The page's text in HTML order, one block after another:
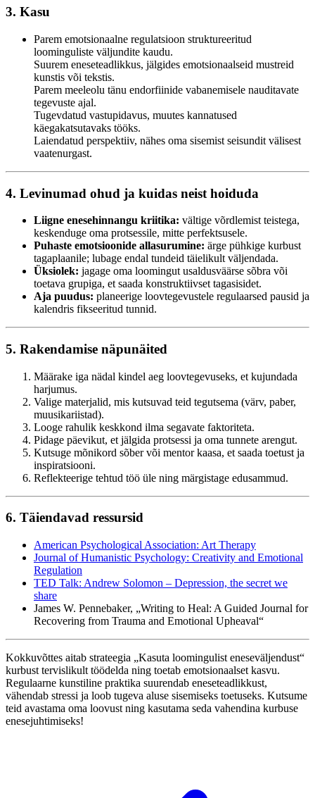
3. Kasu
Parem emotsionaalne regulatsioon struktureeritud
loominguliste väljundite kaudu.
Suurem eneseteadlikkus, jälgides emotsionaalseid mustreid
kunstis või tekstis.
Parem meeleolu tänu endorfiinide vabanemisele nauditavate
tegevuste ajal.
Tugevdatud vastupidavus, muutes kannatused
käegakatsutavaks tööks.
Laiendatud perspektiiv, nähes oma sisemist seisundit välisest
vaatenurgast.
4. Levinumad ohud ja kuidas neist hoiduda
Liigne enesehinnangu kriitika: vältige võrdlemist teistega,
keskenduge oma protsessile, mitte perfektsusele.
Puhaste emotsioonide allasurumine: ärge pühkige kurbust
tagaplaanile; lubage endal tundeid täielikult väljendada.
Üksiolek: jagage oma loomingut usaldusväärse sõbra või
toetava grupiga, et saada konstruktiivset tagasisidet.
Aja puudus: planeerige loovtegevustele regulaarsed pausid ja
kalendris fikseeritud tunnid.
5. Rakendamise näpunäited
Määrake iga nädal kindel aeg loovtegevuseks, et kujundada
harjumus.
Valige materjalid, mis kutsuvad teid tegutsema (värv, paber,
muusikariistad).
Looge rahulik keskkond ilma segavate faktoriteta.
Pidage päevikut, et jälgida protsessi ja oma tunnete arengut.
Kutsuge mõnikord sõber või mentor kaasa, et saada toetust ja
inspiratsiooni.
Reflekteerige tehtud töö üle ning märgistage edusammud.
6. Täiendavad ressursid
American Psychological Association: Art Therapy
Journal of Humanistic Psychology: Creativity and Emotional
Regulation
TED Talk: Andrew Solomon – Depression, the secret we
share
James W. Pennebaker, „Writing to Heal: A Guided Journal for
Recovering from Trauma and Emotional Upheaval“
Kokkuvõttes aitab strateegia „Kasuta loomingulist eneseväljendust“
kurbust tervislikult töödelda ning toetab emotsionaalset kasvu.
Regulaarne kunstiline praktika suurendab eneseteadlikkust,
vähendab stressi ja loob tugeva aluse sisemiseks toetuseks. Kutsume
teid avastama oma loovust ning kasutama seda vahendina kurbuse
enesejuhtimiseks!